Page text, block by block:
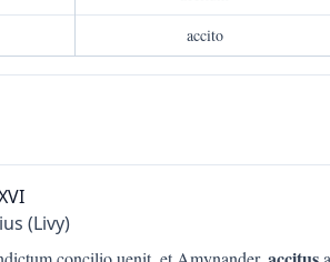
accito
(Livy)